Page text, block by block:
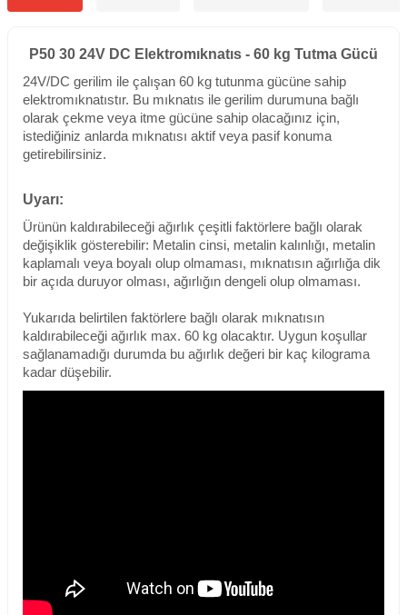
P50 30 24V DC Elektromıknatıs - 60 kg Tutma Gücü
24V/DC gerilim ile çalışan 60 kg tutunma gücüne sahip
elektromıknatıstır. Bu mıknatıs ile gerilim durumuna bağlı
olarak çekme veya itme gücüne sahip olacağınız için,
istediğiniz anlarda mıknatısı aktif veya pasif konuma
getirebilirsiniz.
Uyarı:
Ürünün kaldırabileceği ağırlık çeşitli faktörlere bağlı olarak
değişiklik gösterebilir: Metalin cinsi, metalin kalınlığı, metalin
kaplamalı veya boyalı olup olmaması, mıknatısın ağırlığa dik
bir açıda duruyor olması, ağırlığın dengeli olup olmaması.
Yukarıda belirtilen faktörlere bağlı olarak mıknatısın
kaldırabileceği ağırlık max. 60 kg olacaktır. Uygun koşullar
sağlanamadığı durumda bu ağırlık değeri bir kaç kilograma
kadar düşebilir.